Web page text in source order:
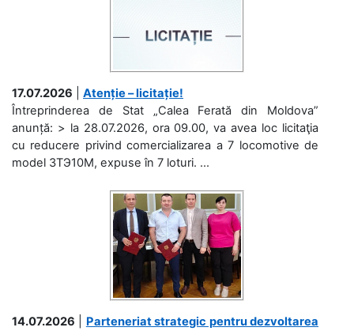
17.07.2026
Atenție – licitație!
Întreprinderea de Stat „Calea Ferată din Moldova”
anunță: > la 28.07.2026, ora 09.00, va avea loc licitaţia
cu reducere privind comercializarea a 7 locomotive de
model 3ТЭ10М, expuse în 7 loturi. ...
14.07.2026
Parteneriat strategic pentru dezvoltarea